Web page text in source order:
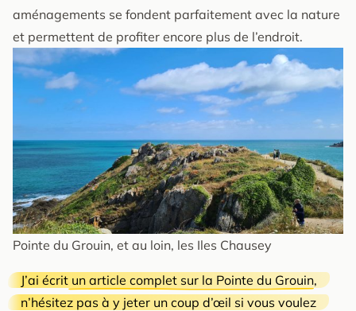
aménagements se fondent parfaitement avec la nature
et permettent de profiter encore plus de l’endroit.
Pointe du Grouin, et au loin, les Iles Chausey
J’ai écritun article complet sur la Pointe du Grouin,
n’hésitez pas à y jeter un coup d’œil si vous voulez